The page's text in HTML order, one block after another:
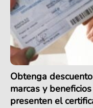
Obtenga
marcas y
presenten el